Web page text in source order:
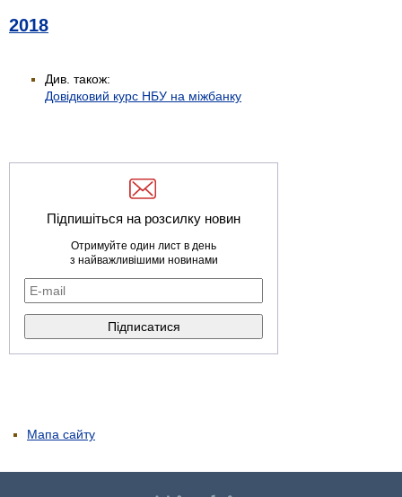
2018
Див. також:
Довідковий курс НБУ на міжбанку
Підпишіться на розсилку новин
Отримуйте один лист в день
з найважливішими новинами
Мапа сайту